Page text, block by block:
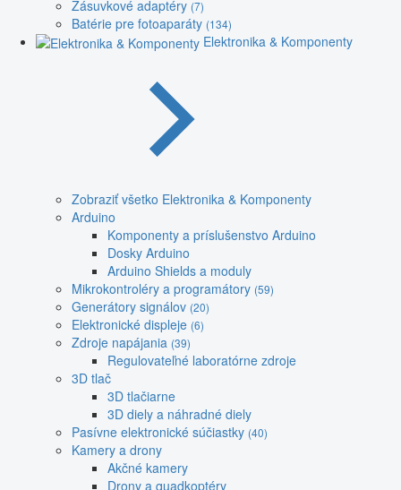
Zásuvkové adaptéry (7)
Batérie pre fotoaparáty (134)
Elektronika & Komponenty
Zobraziť všetko Elektronika & Komponenty
Arduino
Komponenty a príslušenstvo Arduino
Dosky Arduino
Arduino Shields a moduly
Mikrokontroléry a programátory (59)
Generátory signálov (20)
Elektronické displeje (6)
Zdroje napájania (39)
Regulovateľné laboratórne zdroje
3D tlač
3D tlačiarne
3D diely a náhradné diely
Pasívne elektronické súčiastky (40)
Kamery a drony
Akčné kamery
Drony a quadkoptéry